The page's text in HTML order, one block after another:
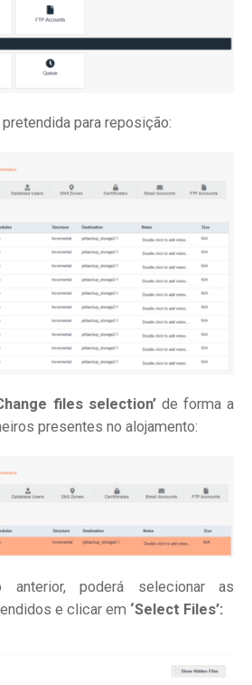
para reposição:
files selection’ de forma a
presentes no alojamento:
poderá selecionar as
e clicar em ‘Select Files’: